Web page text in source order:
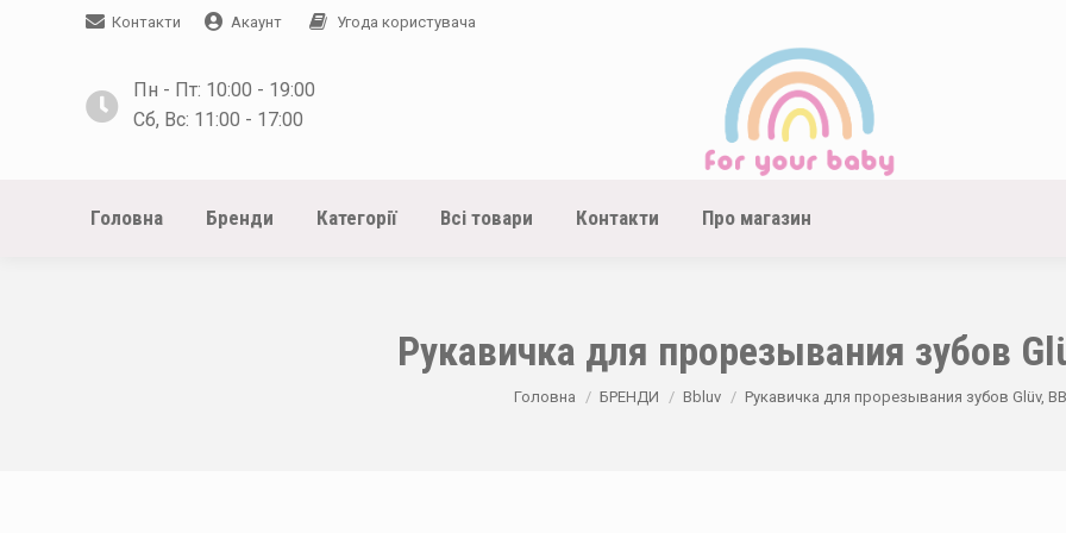
Контакти Акаунт Угода користувача
Пн - Пт: 10:00 - 19:00
Сб, Вс: 11:00 - 17:00
Головна Бренди Категорії Всі товари Контакти Про магазин
Рукавичка для прорезывания зубов
You are here:
Головна БРЕНДИ Bbluv Рукавичка для прорезывания зубов Glüv,